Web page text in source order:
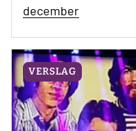
december
VERSLAG